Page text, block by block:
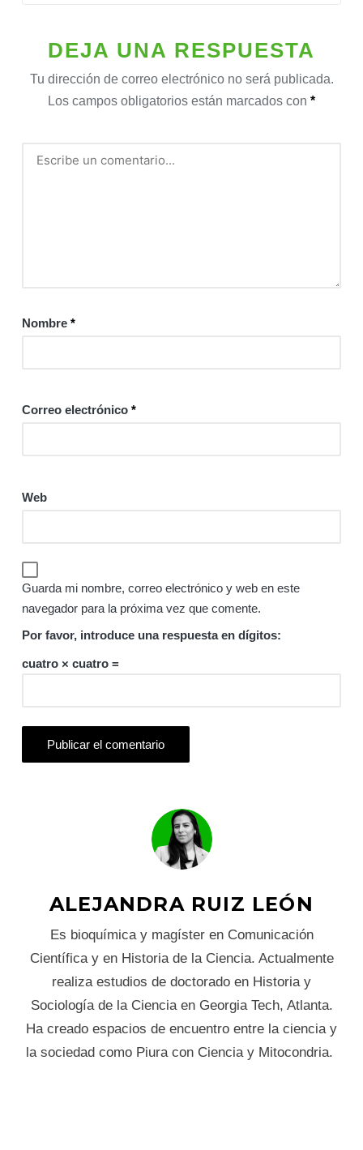
DEJA UNA RESPUESTA
Tu dirección de correo electrónico no será publicada.
Los campos obligatorios están marcados con *
Nombre *
Correo electrónico *
Web
Guarda mi nombre, correo electrónico y web en este
navegador para la próxima vez que comente.
Por favor, introduce una respuesta en dígitos:
cuatro × cuatro =
ALEJANDRA RUIZ LEÓN
Es bioquímica y magíster en Comunicación
Científica y en Historia de la Ciencia. Actualmente
realiza estudios de doctorado en Historia y
Sociología de la Ciencia en Georgia Tech, Atlanta.
Ha creado espacios de encuentro entre la ciencia y
la sociedad como Piura con Ciencia y Mitocondria.